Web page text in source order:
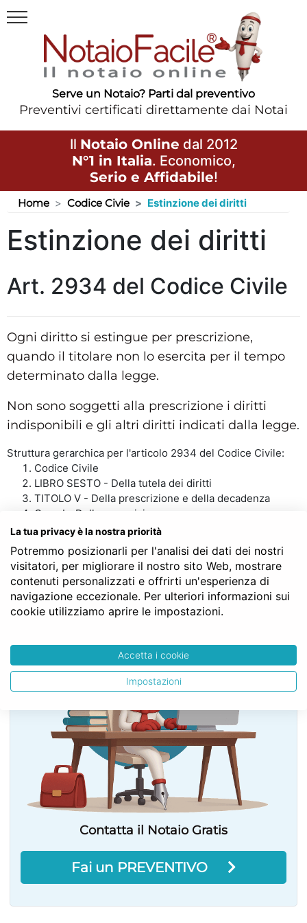
Serve un Notaio? Parti dal preventivo
Preventivi certificati direttamente dai Notai
Il Notaio Online dal 2012
N°1 in Italia. Economico,
Serio e Affidabile!
Home Codice Civie Estinzione dei diritti
Estinzione dei diritti
Art. 2934 del Codice Civile
Ogni diritto si estingue per prescrizione,
quando il titolare non lo esercita per il tempo
determinato dalla legge.
Non sono soggetti alla prescrizione i diritti
indisponibili e gli altri diritti indicati dalla legge.
Struttura gerarchica per l'articolo 2934 del Codice Civile:
Codice Civile
LIBRO SESTO - Della tutela dei diritti
TITOLO V - Della prescrizione e della decadenza
Capo I - Della prescrizione
Sezione I - Disposizioni generali
SERVE LA CONSULENZA DEL NOTAIO?
Contatta il Notaio Gratis
Fai un PREVENTIVO
La tua privacy è la nostra priorità
Potremmo posizionarli per l'analisi dei dati dei nostri
visitatori, per migliorare il nostro sito Web, mostrare
contenuti personalizzati e offrirti un'esperienza di
navigazione eccezionale. Per ulteriori informazioni sui
cookie utilizziamo aprire le impostazioni.
Accetta i cookie
Impostazioni